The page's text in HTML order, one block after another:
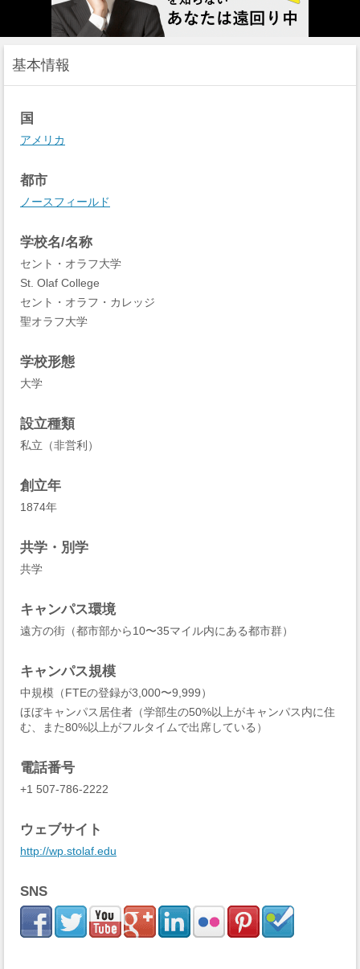
基本情報
国
アメリカ
都市
ノースフィールド
学校名/名称
セント・オラフ大学
St. Olaf College
セント・オラフ・カレッジ
聖オラフ大学
学校形態
大学
設立種類
私立（非営利）
創立年
1874年
共学・別学
共学
キャンパス環境
遠方の街（都市部から10〜35マイル内にある都市群）
キャンパス規模
中規模（FTEの登録が3,000〜9,999）
ほぼキャンパス居住者（学部生の50%以上がキャンパス内に住
む、また80%以上がフルタイムで出席している）
電話番号
+1 507-786-2222
ウェブサイト
http://wp.stolaf.edu
SNS